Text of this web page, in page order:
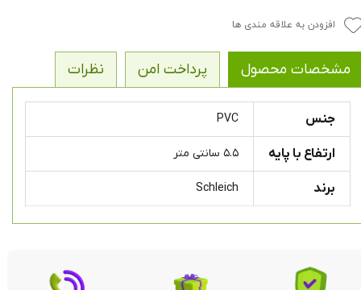
افزودن به علاقه مندی ها
مشخصات محصول پرداخت امن نظرات
جنس PVC
ارتفاع با پایه ۵.۵ سانتی متر
برند Schleich